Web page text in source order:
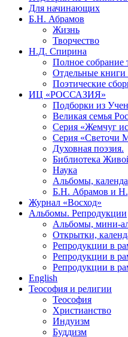
Для начинающих
Б.Н. Абрамов
Жизнь
Творчество
Н.Д. Спирина
Полное собрание
Отдельные
Поэтические
ИЦ «РОССАЗИЯ»
Подборки из
Великая семья
Серия «Жемчуг
Серия «Светочи
Духовная поэзия.
Библиотека
Наука
Альбомы,
Б.Н. Абрамов и
Журнал «Восход»
Альбомы. Репродукции
Альбомы, мини-
Открытки,
Репродукции в
Репродукции в
Репродукции в
English
Теософия и религии
Теософия
Христианство
Индуизм
Буддизм